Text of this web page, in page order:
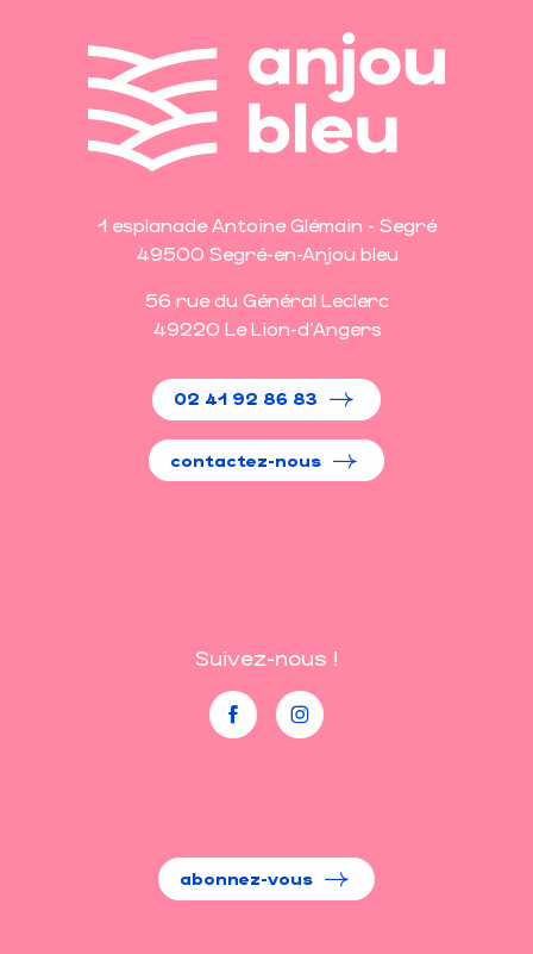
1 esplanade Antoine Glémain - Segré
49500 Segré-en-Anjou bleu
56 rue du Général Leclerc
49220 Le Lion-d'Angers
02 41 92 86 83
contactez-nous
Suivez-nous !
abonnez-vous